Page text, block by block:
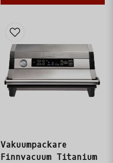
Vakuumpackare
Finnvacuum Titanium